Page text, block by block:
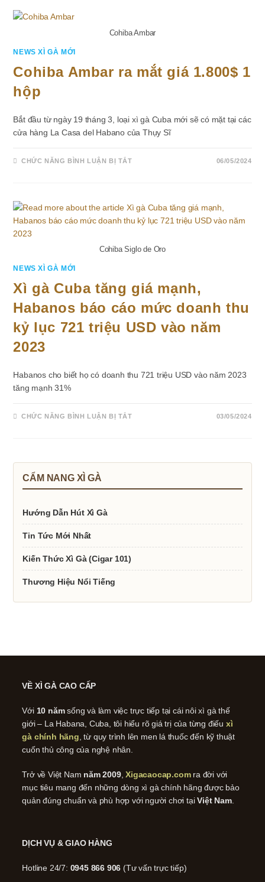
Cohiba Ambar
NEWS XÌ GÀ MỚI
Cohiba Ambar ra mắt giá 1.800$ 1
hộp
Bắt đầu từ ngày 19 tháng 3, loại xì gà Cuba mới sẽ có mặt tại các
cửa hàng La Casa del Habano của Thụy Sĩ
CHỨC NĂNG BÌNH LUẬN BỊ TẮTỞ
1.800$
1
HỘP
06/05/2024
Cohiba Siglo de Oro
NEWS XÌ GÀ MỚI
Xì gà Cuba tăng giá mạnh,
Habanos báo cáo mức doanh thu
kỷ lục 721 triệu USD vào năm
2023
Habanos cho biết họ có doanh thu 721 triệu USD vào năm 2023
tăng mạnh 31%
CHỨC NĂNG BÌNH LUẬN BỊ TẮTỞ
MẠNH,
MỨC
LỤC
USD
2023
03/05/2024
CẨM NANG XÌ GÀ
Hướng Dẫn Hút Xì Gà
Tin Tức Mới Nhất
Kiến Thức Xì Gà (Cigar 101)
Thương Hiệu Nổi Tiếng
VỀ XÌ GÀ CAO CẤP
Với 10 nămsống và làm việc trực tiếp tại cái nôi xì gà thế
giới – La Habana, Cuba, tôi hiểu rõ giá trị của từng điếu xì
gà chính hãng , từ quy trình lên men lá thuốc đến kỹ thuật
cuốn thủ công của nghệ nhân.
Trở về Việt Nam năm 2009,Xigacaocap.comra đời với
mục tiêu mang đến những dòng xì gà chính hãng được bảo
quản đúng chuẩn và phù hợp với người chơi tạiViệt Nam.
DỊCH VỤ & GIAO HÀNG
Hotline 24/7: 0945 866 906 (Tư vấn trực tiếp)